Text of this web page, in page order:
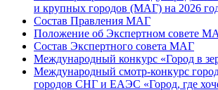
и крупных городов (МАГ) на 2026
Состав Правления МАГ
Положение об Экспертном совете
Состав Экспертного совета МАГ
Международный конкурс «Город в
Международный смотр-конкурс
городов СНГ и ЕАЭС «Город, где